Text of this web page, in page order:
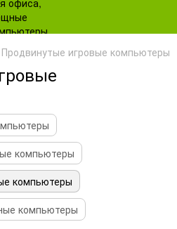
Продвинутые игровые компьютеры
компьютеры
компьютеры
компьютеры